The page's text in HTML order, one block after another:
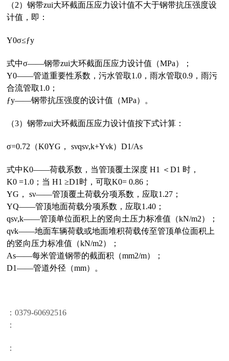
（2）钢带zui大环截面压应力设计值不大于钢带抗压强度设
计值，即：
Υ0σ≤ƒy
式中σ——钢带zui大环截面压应力设计值（MPa）；
Υ0——管道重要性系数，污水管取1.0，雨水管取0.9，雨污
合流管取1.0；
ƒy——钢带抗压强度的设计值（MPa）。
（3）钢带zui大环截面压应力设计值按下式计算：
σ=0.72（K0ΥG， sνqsν,k+Υνk）D1/As
式中K0——荷载系数，当管顶覆土深度 H1 ＜D1 时，
K0 =1.0；当 H1 ≥D1时，可取K0= 0.86；
ΥG， sν——管顶覆土荷载分项系数，应取1.27；
ΥQ——管顶地面荷载分项系数，应取1.40；
qsν,k——管顶单位面积上的竖向土压力标准值（kN/m2）；
qνk——地面车辆荷载或地面堆积荷载传至管顶单位面积上
的竖向压力标准值（kN/m2）；
As——每米管道钢带的截面积（mm2/m）；
D1——管道外径（mm）。
：0379-60692516
：
：